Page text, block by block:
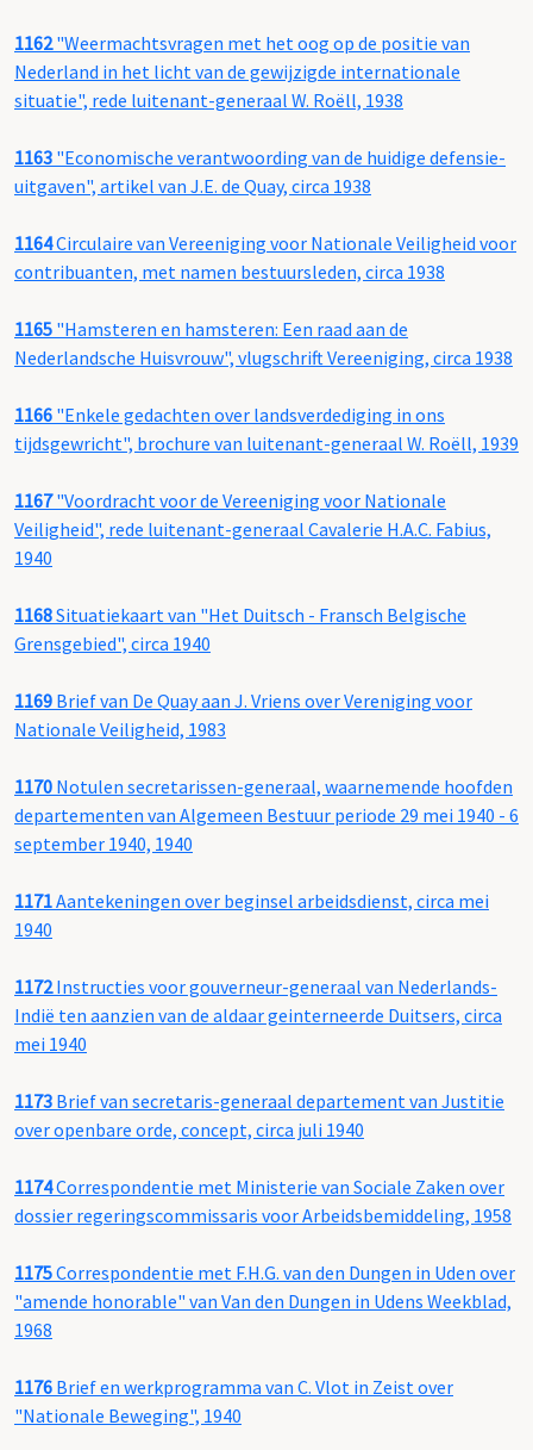
1162"Weermachtsvragen met het oog op de positie van
Nederland in het licht van de gewijzigde internationale
situatie", rede luitenant-generaal W. Roëll, 1938
1163 "Economische verantwoording van de huidige defensie-
uitgaven", artikel van J.E. de Quay, circa 1938
1164Circulaire van Vereeniging voor Nationale Veiligheid voor
contribuanten, met namen bestuursleden, circa 1938
1165 "Hamsteren en hamsteren: Een raad aan de
Nederlandsche Huisvrouw", vlugschrift Vereeniging, circa 1938
1166 "Enkele gedachten over landsverdediging in ons
tijdsgewricht", brochure van luitenant-generaal W. Roëll, 1939
1167"Voordracht voor de Vereeniging voor Nationale
Veiligheid", rede luitenant-generaal Cavalerie H.A.C. Fabius,
1940
1168Situatiekaart van "Het Duitsch - Fransch Belgische
Grensgebied", circa 1940
1169 Brief van De Quay aan J. Vriens over Vereniging voor
Nationale Veiligheid, 1983
1170 Notulen secretarissen-generaal, waarnemende hoofden
departementen van Algemeen Bestuur periode 29 mei 1940 - 6
september 1940, 1940
1171Aantekeningen over beginsel arbeidsdienst, circa mei
1940
1172Instructies voor gouverneur-generaal van Nederlands-
Indië ten aanzien van de aldaar geinterneerde Duitsers, circa
mei 1940
1173 Brief van secretaris-generaal departement van Justitie
over openbare orde, concept, circa juli 1940
1174Correspondentie met Ministerie van Sociale Zaken over
dossier regeringscommissaris voor Arbeidsbemiddeling, 1958
1175Correspondentie met F.H.G. van den Dungen in Uden over
"amende honorable" van Van den Dungen in Udens Weekblad,
1968
1176 Brief en werkprogramma van C. Vlot in Zeist over
"Nationale Beweging", 1940